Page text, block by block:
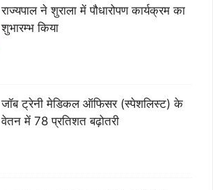
राज्यपाल ने शुराला में पौधारोपण कार्यक्रम का
शुभारम्भ किया
जॉब ट्रेनी मेडिकल ऑफिसर (स्पेशलिस्ट) के
वेतन में 78 प्रतिशत बढ़ोतरी